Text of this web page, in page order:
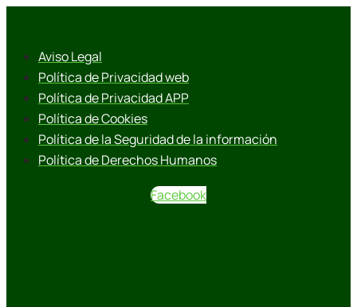
Aviso Legal
Política de Privacidad web
Política de Privacidad APP
Política de Cookies
Política de la Seguridad de la información
Política de Derechos Humanos
Facebook